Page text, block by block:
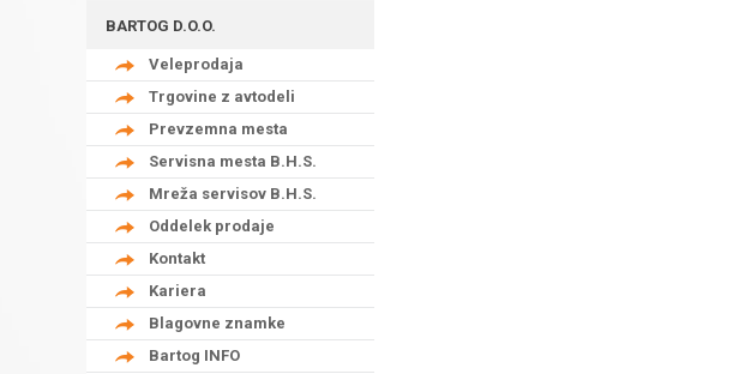
BARTOG D.O.O.
Veleprodaja
Trgovine z avtodeli
Prevzemna mesta
Servisna mesta B.H.S.
Mreža servisov B.H.S.
Oddelek prodaje
Kontakt
Kariera
Blagovne znamke
Bartog INFO